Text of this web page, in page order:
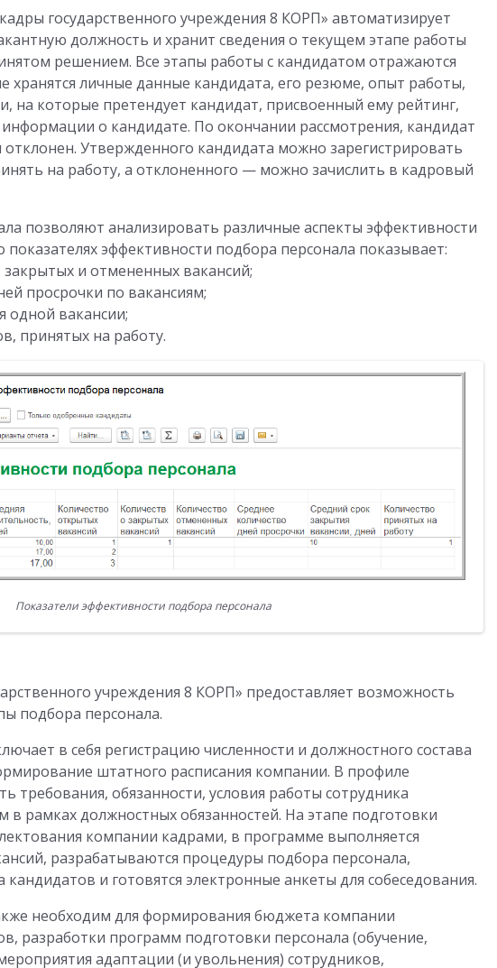
государственного учреждения 8 КОРП» автоматизирует
должность и хранит сведения о текущем этапе работы
решением. Все этапы работы с кандидатом отражаются
хранятся личные данные кандидата, его резюме, опыт работы,
на которые претендует кандидат, присвоенный ему рейтинг,
о кандидате. По окончании рассмотрения, кандидат
Утвержденного кандидата можно зарегистрировать
на работу, а отклоненного — можно зачислить в кадровый
позволяют анализировать различные аспекты эффективности
показателях эффективности подбора персонала показывает:
и отмененных вакансий;
просрочки по вакансиям;
одной вакансии;
принятых на работу.
Показатели эффективности подбора персонала
учреждения 8 КОРП» предоставляет возможность
подбора персонала.
в себя регистрацию численности и должностного состава
штатного расписания компании. В профиле
требования, обязанности, условия работы сотрудника
рамках должностных обязанностей. На этапе подготовки
компании кадрами, в программе выполняется
разрабатываются процедуры подбора персонала,
кандидатов и готовятся электронные анкеты для собеседования.
необходим для формирования бюджета компании
разработки программ подготовки персонала (обучение,
адаптации (и увольнения) сотрудников,